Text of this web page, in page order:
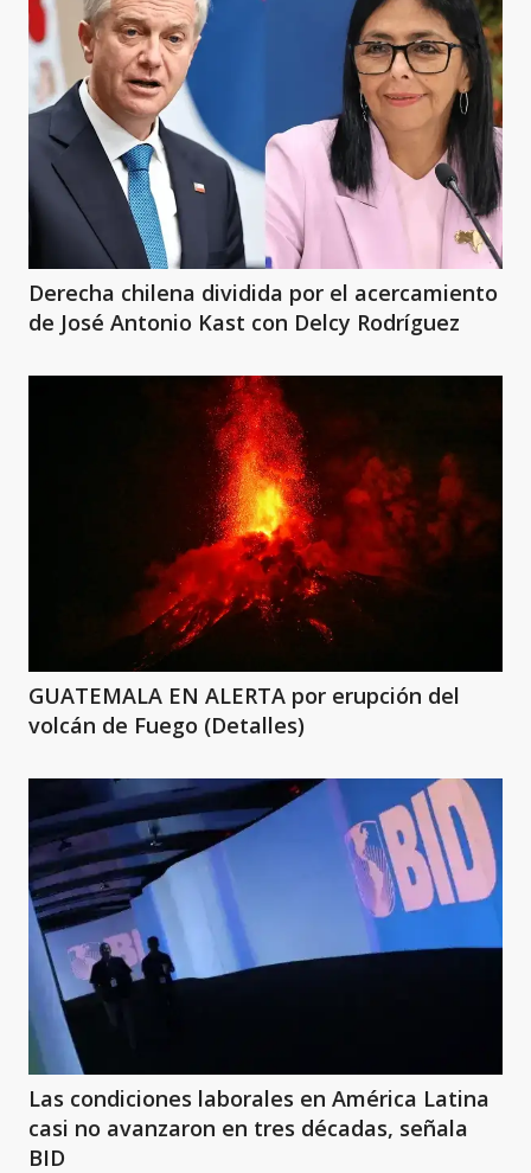
Derecha chilena dividida por el acercamiento
de José Antonio Kast con Delcy Rodríguez
GUATEMALA EN ALERTA por erupción del
volcán de Fuego (Detalles)
Las condiciones laborales en América Latina
casi no avanzaron en tres décadas, señala
BID